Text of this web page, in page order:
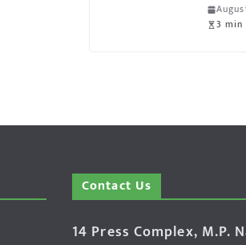
3 min
Contact Us
14 Press Complex, M.P.